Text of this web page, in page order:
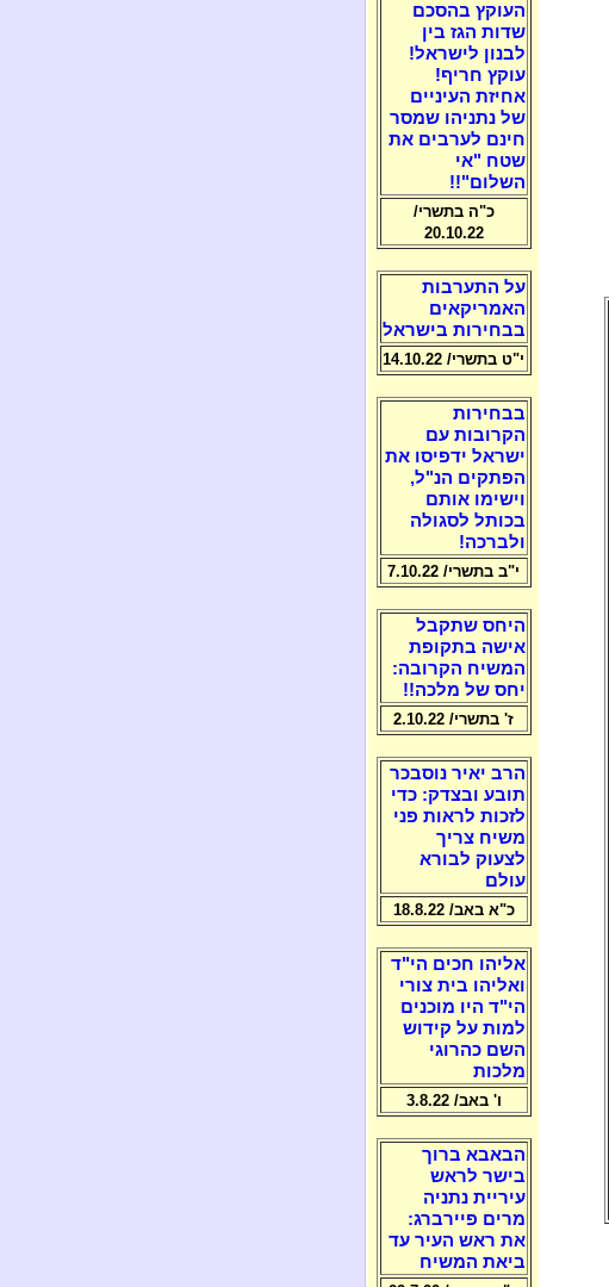
העוקץ בהסכם
שדות הגז בין
לבנון לישראל!
עוקץ חריף!
אחיזת העיניים
של נתניהו שמסר
חינם לערבים את
שטח "אי
השלום"!!
כ"ה בתשרי/
20.10.22
על התערבות
האמריקאים
בבחירות בישראל
י"ט בתשרי/ 14.10.22
בבחירות
הקרובות עם
ישראל ידפיסו את
הפתקים הנ"ל,
וישימו אותם
בכותל לסגולה
ולברכה!
י"ב בתשרי/ 7.10.22
היחס שתקבל
אישה בתקופת
המשיח הקרובה:
יחס של מלכה!!
ז' בתשרי/ 2.10.22
הרב יאיר נוסבכר
תובע ובצדק: כדי
לזכות לראות פני
משיח צריך
לצעוק לבורא
עולם
כ"א באב/ 18.8.22
אליהו חכים הי"ד
ואליהו בית צורי
הי"ד היו מוכנים
למות על קידוש
השם כהרוגי
מלכות
ו' באב/ 3.8.22
הבאבא ברוך
בישר לראש
עיריית נתניה
מרים פיירברג:
את ראש העיר עד
ביאת המשיח